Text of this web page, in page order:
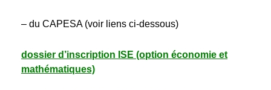
– du CAPESA (voir liens ci-dessous)
dossier d’inscription ISE (option économie et
mathématiques)